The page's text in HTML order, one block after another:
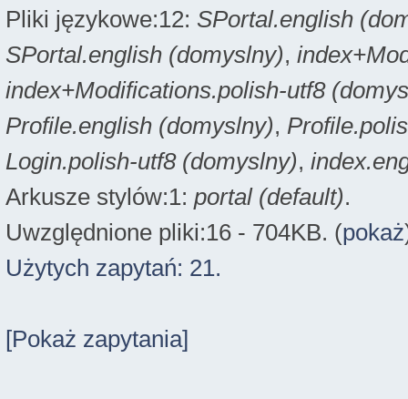
Pliki językowe:12: SPortal.english
SPortal.english (domyslny),
index+Modifications.polish-utf8
Profile.english (domyslny),
Login.polish-utf8 (domyslny),
Arkusze stylów:1: portal (default).
Uwzględnione pliki:16 - 704KB. (pokaż
Użytych zapytań: 21.
[Pokaż zapytania]